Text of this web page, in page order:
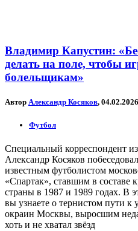
Владимир Капустин:
делать на поле, чтобы
болельщикам»
Автор Александр Косяков, 04.02.2026
Футбол
Специальный корреспондент
Александр Косяков
известным футболистом
«Спартак», ставшим в составе
страны в 1987 и 1989 годах. В
вы узнаете о тернистом пути к
окраин Москвы, выросшим
хоть и не хватал звёзд